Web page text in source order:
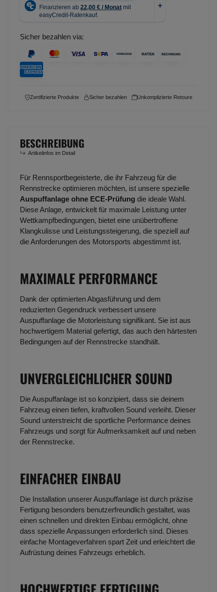
Sicher bezahlen via:
Zertifizierte Produkte Sicher bezahlen Unkomplizierte Retoure
BESCHREIBUNG
Artikelinfos im Detail
Für Rennsportbegeisterte, die ihr Fahrzeug für die
Rennstrecke optimieren möchten, ist unsere spezielle
Auspuffanlage ohne ECE-Prüfung die ideale Wahl.
Diese Anlage, entwickelt für maximale Leistung unter
Wettkampfbedingungen, bietet eine unübertroffene
Klangkulisse und Leistungssteigerung, die speziell auf
die Anforderungen des Motorsports abgestimmt ist.
MAXIMALE PERFORMANCE
Dank der optimierten Abgasführung und dem
reduzierten Gegendruck verbessert unsere
Auspuffanlage die Motorleistung signifikant. Sie ist aus
hochwertigem Material gefertigt, das auch den härtesten
Bedingungen auf der Rennstrecke standhält.
UNVERGLEICHLICHER SOUND
Die Auspuffanlage ist so konzipiert, dass sie deinem
Fahrzeug einen tiefen, kraftvollen Sound verleiht. Dieser
Sound unterstreicht die sportliche Performance deines
Fahrzeugs und sorgt für Aufmerksamkeit auf und neben
der Rennstrecke.
EINFACHER EINBAU
Die Installation unserer Auspuffanlage ist durch präzise
Fertigung besonders benutzerfreundlich gestaltet, was
einen schnellen und direkten Einbau ermöglicht, ohne
dass spezielle Anpassungen erforderlich sind. Dieses
einfache Montageverfahren spart Zeit und erleichtert die
Aufrüstung deines Fahrzeugs erheblich.